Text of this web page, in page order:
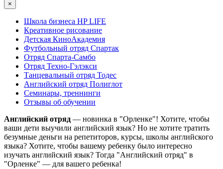
×
Школа бизнеса HP LIFE
Креативное рисование
Детская КиноАкадемия
Футбольный отряд Спартак
Отряд Спарта-Самбо
Отряд Техно-Гэлэкси
Танцевальный отряд Тодес
Английский отряд Полиглот
Семинары, треннинги
Отзывы об обучении
Английский отряд — новинка в "Орленке"! Хотите, чтобы
ваши дети выучили английский язык? Но не хотите тратить
безумные деньги на репетиторов, курсы, школы английского
языка? Хотите, чтобы вашему ребенку было интересно
изучать английский язык? Тогда "Английский отряд" в
"Орленке" — для вашего ребенка!